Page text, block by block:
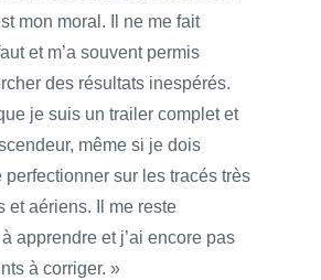
mon moral. Il ne me fait
et m’a souvent permis
des résultats inespérés.
je suis un trailer complet et
même si je dois
perfectionner sur les tracés très
et aériens. Il me reste
apprendre et j’ai encore pas
à corriger. »